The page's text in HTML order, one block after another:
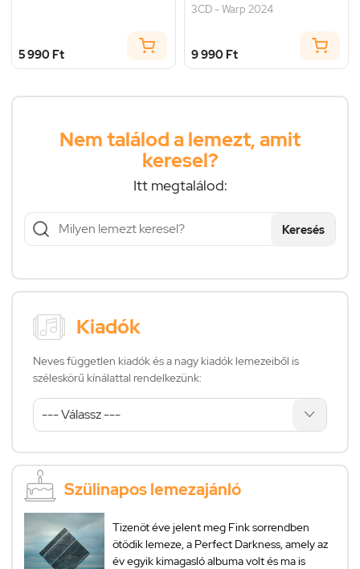
5 990 Ft
3CD - Warp 2024
9 990 Ft
Nem találod a lemezt, amit
keresel?
Itt megtalálod:
Keresés
Kiadók
Neves független kiadók és a nagy kiadók lemezeiből is
széleskörű kínálattal rendelkezünk:
Szülinapos lemezajánló
Tizenöt éve jelent meg Fink sorrendben
ötödik lemeze, a Perfect Darkness, amely az
év egyik kimagasló albuma volt és ma is